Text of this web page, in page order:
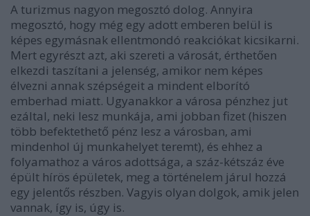
A turizmus nagyon megosztó dolog. Annyira
megosztó, hogy még egy adott emberen belül is
képes egymásnak ellentmondó reakciókat kicsikarni.
Mert egyrészt azt, aki szereti a városát, érthetően
elkezdi taszítani a jelenség, amikor nem képes
élvezni annak szépségeit a mindent elborító
emberhad miatt. Ugyanakkor a városa pénzhez jut
ezáltal, neki lesz munkája, ami jobban fizet (hiszen
több befektethető pénz lesz a városban, ami
mindenhol új munkahelyet teremt), és ehhez a
folyamathoz a város adottsága, a száz-kétszáz éve
épült hírös épületek, meg a történelem járul hozzá
egy jelentős részben. Vagyis olyan dolgok, amik jelen
vannak, így is, úgy is.